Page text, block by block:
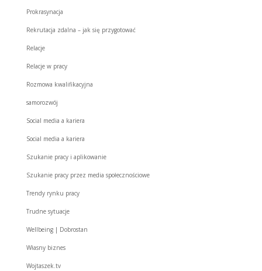
Prokrasynacja
Rekrutacja zdalna – jak się przygotować
Relacje
Relacje w pracy
Rozmowa kwalifikacyjna
samorozwój
Social media a kariera
Social media a kariera
Szukanie pracy i aplikowanie
Szukanie pracy przez media społecznościowe
Trendy rynku pracy
Trudne sytuacje
Wellbeing | Dobrostan
Własny biznes
Wojtaszek.tv